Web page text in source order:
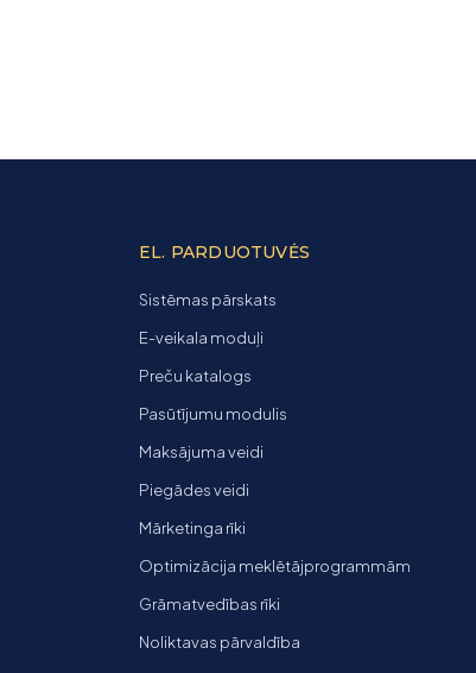
EL. PARDUOTUVĖS
Sistēmas pārskats
E-veikala moduļi
Preču katalogs
Pasūtījumu modulis
Maksājuma veidi
Piegādes veidi
Mārketinga rīki
Optimizācija meklētājprogrammām
Grāmatvedības rīki
Noliktavas pārvaldība